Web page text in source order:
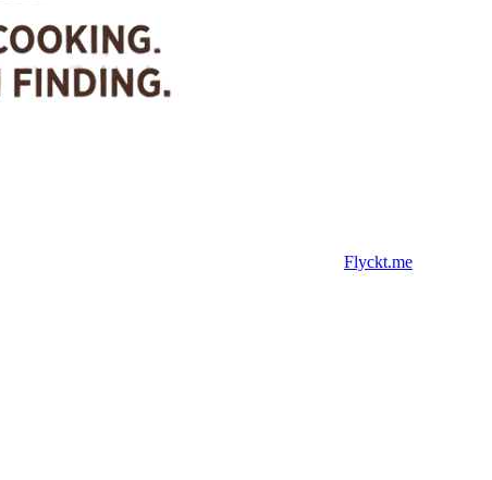
Flyckt.me